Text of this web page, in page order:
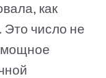
как
Это число не
мощное